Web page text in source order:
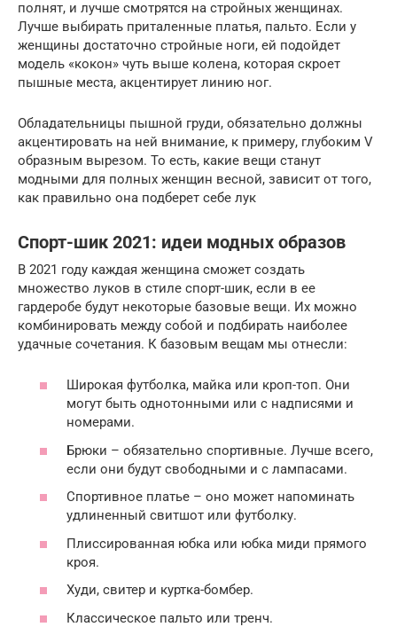
полнят, и лучше смотрятся на стройных женщинах.
Лучше выбирать приталенные платья, пальто. Если у
женщины достаточно стройные ноги, ей подойдет
модель «кокон» чуть выше колена, которая скроет
пышные места, акцентирует линию ног.
Обладательницы пышной груди, обязательно должны
акцентировать на ней внимание, к примеру, глубоким V
образным вырезом. То есть, какие вещи станут
модными для полных женщин весной, зависит от того,
как правильно она подберет себе лук
Спорт-шик 2021: идеи модных образов
В 2021 году каждая женщина сможет создать
множество луков в стиле спорт-шик, если в ее
гардеробе будут некоторые базовые вещи. Их можно
комбинировать между собой и подбирать наиболее
удачные сочетания. К базовым вещам мы отнесли:
Широкая футболка, майка или кроп-топ. Они
могут быть однотонными или с надписями и
номерами.
Брюки – обязательно спортивные. Лучше всего,
если они будут свободными и с лампасами.
Спортивное платье – оно может напоминать
удлиненный свитшот или футболку.
Плиссированная юбка или юбка миди прямого
кроя.
Худи, свитер и куртка-бомбер.
Классическое пальто или тренч.